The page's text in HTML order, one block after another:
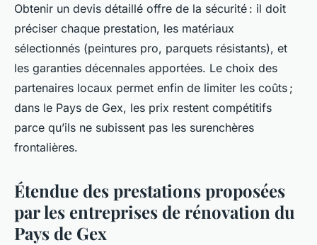
Obtenir un devis détaillé offre de la sécurité : il doit
préciser chaque prestation, les matériaux
sélectionnés (peintures pro, parquets résistants), et
les garanties décennales apportées. Le choix des
partenaires locaux permet enfin de limiter les coûts ;
dans le Pays de Gex, les prix restent compétitifs
parce qu’ils ne subissent pas les surenchères
frontalières.
Étendue des prestations proposées
par les entreprises de rénovation du
Pays de Gex